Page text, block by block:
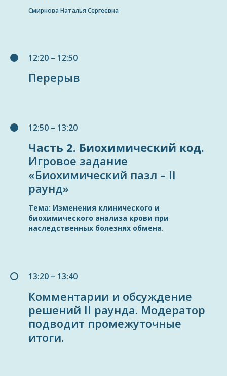
Смирнова Наталья Сергеевна
12:20 – 12:50
Перерыв
12:50 – 13:20
Часть 2. Биохимический код.
Игровое задание
«Биохимический пазл – II
раунд»
Тема: Изменения клинического и
биохимического анализа крови при
наследственных болезнях обмена.
13:20 – 13:40
Комментарии и обсуждение
решений II раунда. Модератор
подводит промежуточные
итоги.